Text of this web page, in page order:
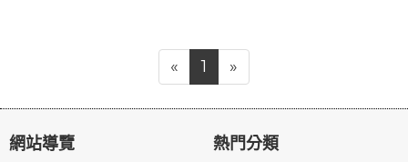
« 1 »
網站導覽 熱門分類